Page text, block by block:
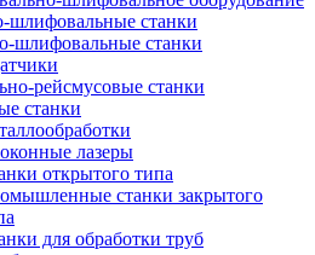
шлифовальные станки
шлифовальные станки
рейсмусовые станки
станки
лазеры
открытого типа
станки закрытого
для обработки труб